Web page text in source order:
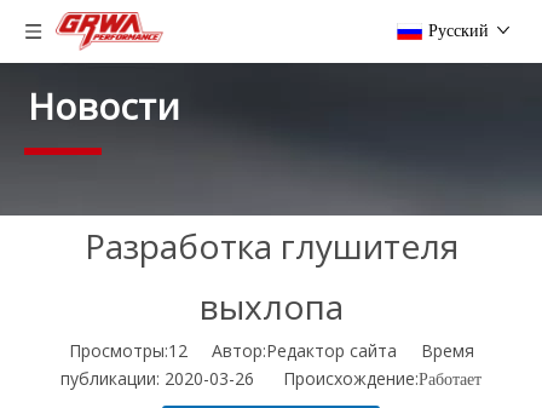
Pусский
Новости
Разработка глушителя
выхлопа
Просмотры:12Автор:Pедактор сайта Время
публикации: 2020-03-26 Происхождение:Работает